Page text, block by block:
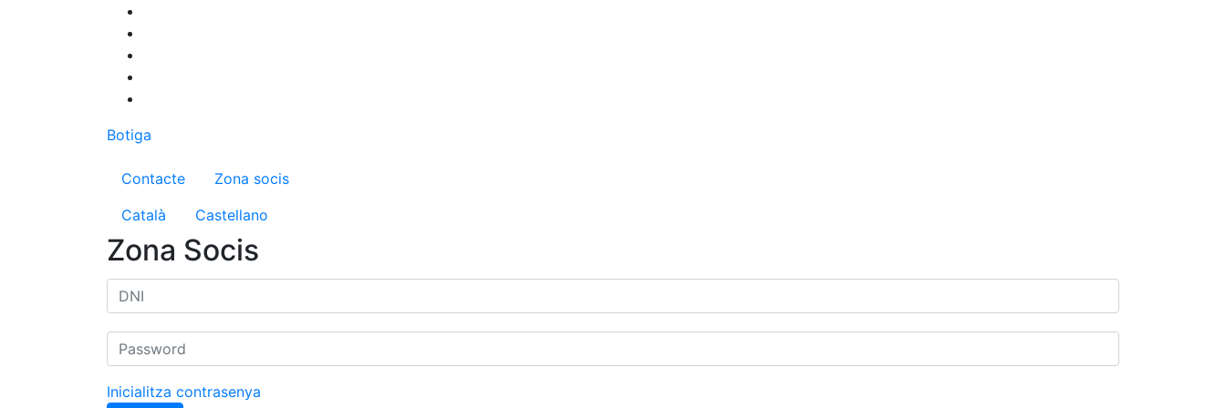
Botiga
Menú del compte d'usuari
Contacte
Zona socis
Català
Castellano
Zona Socis
Inicialitza contrasenya